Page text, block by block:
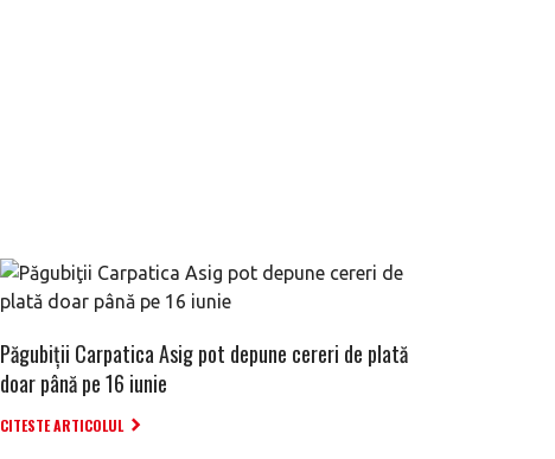
Păgubiţii Carpatica Asig pot depune cereri de plată
doar până pe 16 iunie
CITESTE ARTICOLUL